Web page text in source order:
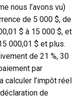
nous l’avons vu)
de 5 000 $, de
$ à 15 000 $, et
000,01 $ et plus.
de 21 %, 30
par
calculer l’impôt réel
de